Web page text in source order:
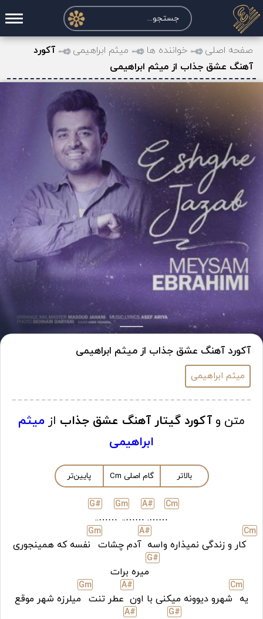
صفحه اصلی
درخواست آکورد
نت و تبلچر
حساب کاربری
صفحه اصلی خواننده ها میثم ابراهیمی
آکورد
آهنگ عشق جذاب از میثم ابراهیمی
آکورد آهنگ عشق جذاب از میثم ابراهیمی
میثم ابراهیمی
متن و آکورد گیتار آهنگ عشق جذاب از میثم
ابراهیمی
بالاتر گام اصلی Cm پایین‌تر
Cm
…….
A#
……..
Gm
……..
G#
Cm
کار و زندگی نمیذاره واسه
A#
آدم چشات
Gm
نفسه که همینجوری
G#
میره برات
یه
Cm
شهرو دیوونه میکنی با اون
A#
عطر تنت
Gm
میلرزه شهر موقع
G#
A#